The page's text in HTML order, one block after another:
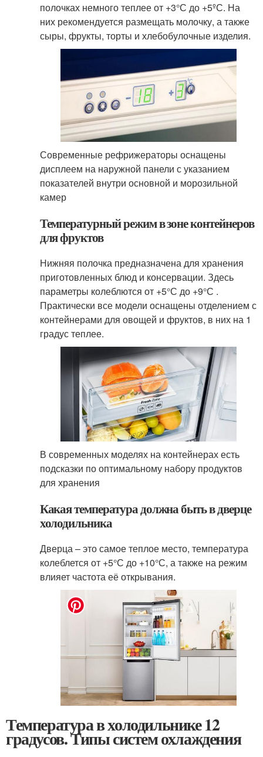
полочках немного теплее от +3°С до +5ºС. На
них рекомендуется размещать молочку, а также
сыры, фрукты, торты и хлебобулочные изделия.
Современные рефрижераторы оснащены
дисплеем на наружной панели с указанием
показателей внутри основной и морозильной
камер
Температурный режим в зоне контейнеров
для фруктов
Нижняя полочка предназначена для хранения
приготовленных блюд и консервации. Здесь
параметры колеблются от +5°С до +9°С .
Практически все модели оснащены отделением с
контейнерами для овощей и фруктов, в них на 1
градус теплее.
В современных моделях на контейнерах есть
подсказки по оптимальному набору продуктов
для хранения
Какая температура должна быть в дверце
холодильника
Дверца – это самое теплое место, температура
колеблется от +5°С до +10°С, а также на режим
влияет частота её открывания.
Температура в холодильнике 12
градусов. Типы систем охлаждения